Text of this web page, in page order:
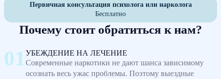
Первичная консультация психолога или нарколога
Бесплатно
Почему стоит обратиться к нам?
УБЕЖДЕНИЕ НА ЛЕЧЕНИЕ
Современные наркотики не дают шанса зависимому
осознать весь ужас проблемы. Поэтому выездные